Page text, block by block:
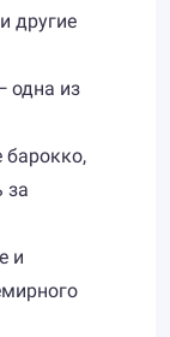
другие
одна из
барокко,
за
и